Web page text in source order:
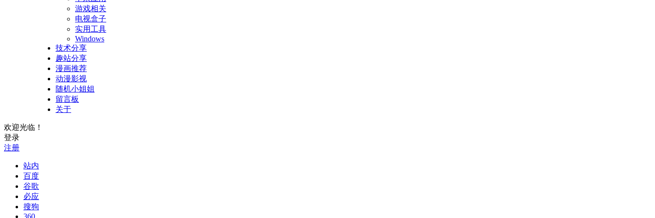
游戏相关
电视盒子
实用工具
Windows
技术分享
趣站分享
漫画推荐
动漫影视
随机小姐姐
留言板
关于
欢迎光临！
登录
注册
站内
百度
谷歌
必应
搜狗
360